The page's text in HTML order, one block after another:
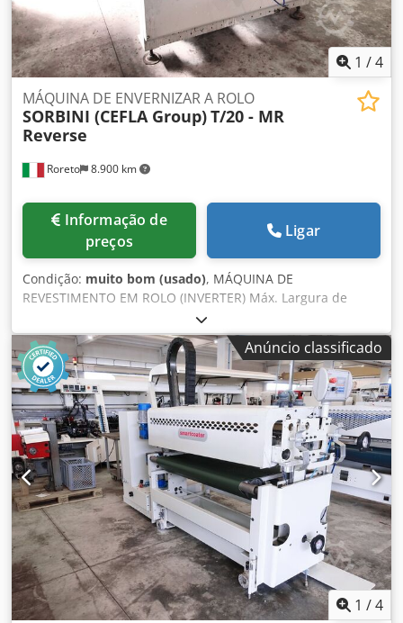
1 /4
Roreto 8.900 km
MÁQUINA DE ENVERNIZAR A ROLO
SORBINI (CEFLA Group)T/20 - MR
Reverse
preços
Ligar
Condição: muito bom (usado), MÁQUINA DE
REVESTIMENTO EM ROLO (INVERTER) Máx. Largura de
trabalho mm 1300 Comprimento total da máquina aprox.
mm 1600 Armário de controlo embutido com painel de
controlo Alcatifa para alimentação de peças (com servo-
controlador valor estimado kW 0,75) Velocidade de
passagem de 6 m/min a 24 m/min Carga total conectada
aprox. kW 4.1 Com 2 unidades de trabalho: * 1ª unidade
(com 2 cilindros) Rolo dosador em aço cromado, diâmetro
174 mm + rolo de aplicação revestido a borracha, diâmetro
248 mm, com 2 controladores de velocidade (potência kW
0,37 + kW 0,75), com contra-rolo revestido a borracha no
fundo * 2ª unidade com 2 cilindros) Rolo dosador em aço
cromado, diâmetro 174 mm + rolo de aplicação revestido a
borracha, diâmetro 248 mm, com 2 reguladores de
velocidade (potência kW 0,37 + kW 0,75), com contra-rolo
revestido a borracha no fundo Dkodpfx Amsidqwpjrer
Anúncio classificado
1 /4